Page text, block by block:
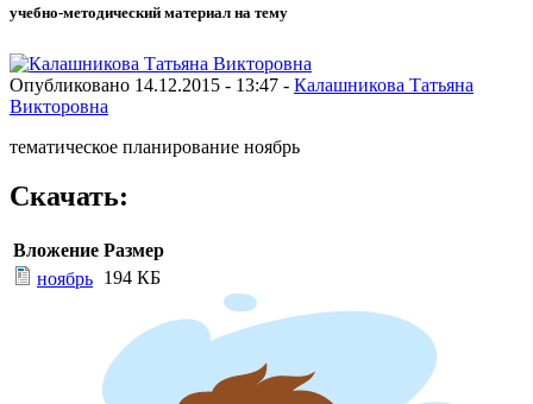
учебно-методический материал на тему
Опубликовано 14.12.2015 - 13:47 - Калашникова Татьяна
Викторовна
тематическое планирование ноябрь
Скачать:
Вложение Размер
ноябрь 194 КБ